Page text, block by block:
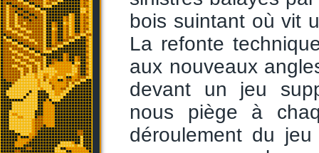
bois suintant où vit
La refonte
aux nouveaux
devant un jeu
nous piège à
déroulement du